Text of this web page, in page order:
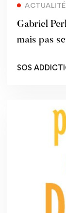
Gabriel
mais pas
SOS